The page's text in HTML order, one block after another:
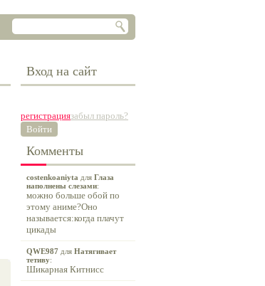
Вход на сайт
регистрациязабыл пароль?
Войти
Комменты
costenkoaniyta для Глаза
наполнены слезами:
можно больше обой по
этому аниме?Оно
называется:когда плачут
цикады
QWE987 для Натягивает
тетиву:
Шикарная Китнисс